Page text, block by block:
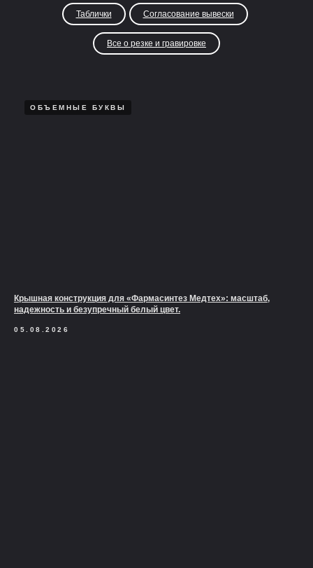
Таблички Согласование вывески
Все о резке и гравировке
ОБЪЕМНЫЕ БУКВЫ
Крышная конструкция для «Фармасинтез Медтех»: масштаб,
надежность и безупречный белый цвет.
05.08.2026